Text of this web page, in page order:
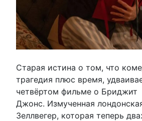
Старая истина о том, что
трагедия плюс время,
четвёртом фильме о Бриджит
Джонс. Измученная
Зеллвегер, которая теперь